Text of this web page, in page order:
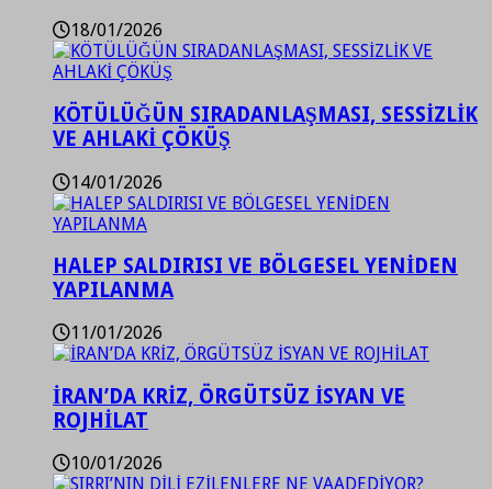
18/01/2026
KÖTÜLÜĞÜN SIRADANLAŞMASI, SESSİZLİK
VE AHLAKİ ÇÖKÜŞ
14/01/2026
HALEP SALDIRISI VE BÖLGESEL YENİDEN
YAPILANMA
11/01/2026
İRAN’DA KRİZ, ÖRGÜTSÜZ İSYAN VE
ROJHİLAT
10/01/2026